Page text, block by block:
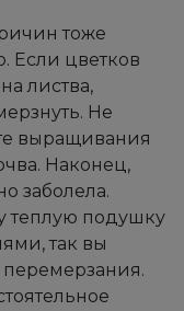
тоже
Если цветков
листва,
Не
выращивания
Наконец,
заболела.
теплую подушку
так вы
перемерзания.